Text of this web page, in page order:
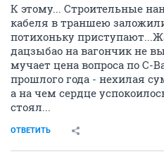
К этому... Строительные
кабеля в траншею
потихоньку
дацзыбао на вагончик не
мучает цена вопроса по С-
прошлого года - нехилая
а на чем сердце
стоял...
ОТВЕТИТЬ